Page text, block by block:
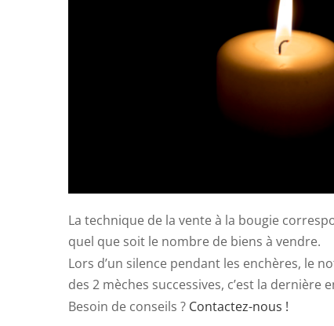
La technique de la vente à la bougie
quel que soit le nombre de biens à vendre.
Lors d’un silence pendant les enchères, le
des 2 mèches successives, c’est la
Besoin de conseils ? Contactez-nous !